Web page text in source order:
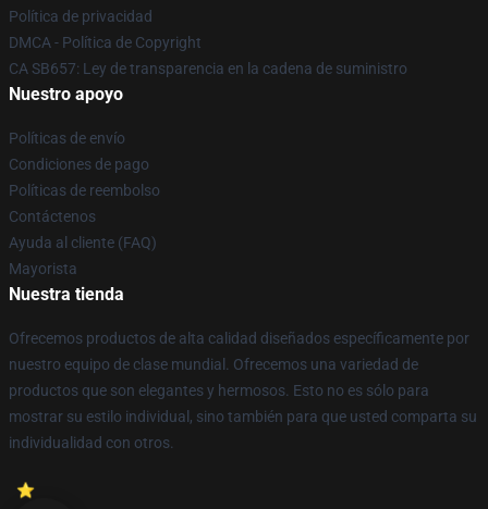
Política de privacidad
DMCA - Política de Copyright
CA SB657: Ley de transparencia en la cadena de suministro
Nuestro apoyo
Políticas de envío
Condiciones de pago
Políticas de reembolso
Contáctenos
Ayuda al cliente (FAQ)
Mayorista
Nuestra tienda
Ofrecemos productos de alta calidad diseñados específicamente por
nuestro equipo de clase mundial. Ofrecemos una variedad de
productos que son elegantes y hermosos. Esto no es sólo para
mostrar su estilo individual, sino también para que usted comparta su
individualidad con otros.